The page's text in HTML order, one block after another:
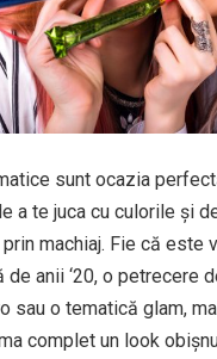
sunt ocazia
a te juca cu culorile și
machiaj. Fie că este
anii ‘20, o petrecere
sau o tematică glam,
complet un look